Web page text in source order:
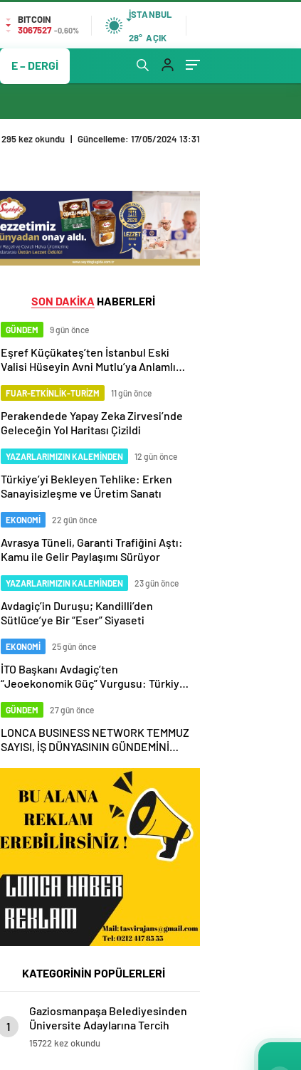
BITCOIN
3067527 -0,60%
İSTANBUL
28° AÇIK
E – DERGİ
295 kez okundu | Güncelleme: 17/05/2024 13:31
SON DAKİKA HABERLERİ
GÜNDEM 9 gün önce
Eşref Küçükateş’ten İstanbul Eski
Valisi Hüseyin Avni Mutlu’ya Anlamlı
FUAR-ETKİNLİK-TURİZM 11 gün önce
Perakendede Yapay Zeka Zirvesi’nde
Geleceğin Yol Haritası Çizildi
YAZARLARIMIZIN KALEMİNDEN 12 gün önce
Türkiye’yi Bekleyen Tehlike: Erken
Sanayisizleşme ve Üretim Sanatı
EKONOMİ 22 gün önce
Avrasya Tüneli, Garanti Trafiğini Aştı:
Kamu ile Gelir Paylaşımı Sürüyor
YAZARLARIMIZIN KALEMİNDEN 23 gün önce
Avdagiç’in Duruşu; Kandilli’den
Sütlüce’ye Bir “Eser” Siyaseti
EKONOMİ 25 gün önce
İTO Başkanı Avdagiç’ten
“Jeoekonomik Güç” Vurgusu: Türkiye,
Olmalı
GÜNDEM 27 gün önce
LONCA BUSINESS NETWORK TEMMUZ
SAYISI, İŞ DÜNYASININ GÜNDEMİNİ
KATEGORİNİN POPÜLERLERİ
1
Gaziosmanpaşa Belediyesinden
Üniversite Adaylarına Tercih
Desteği
15722 kez okundu